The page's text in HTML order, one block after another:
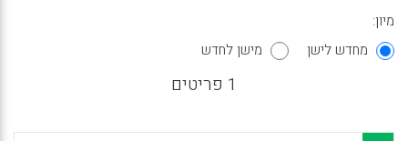
מיון:
מחדש לישן
מישן לחדש
1 פריטים